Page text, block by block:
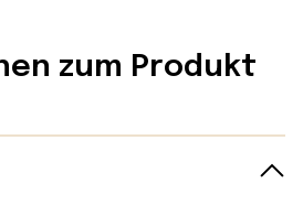
zum Produkt